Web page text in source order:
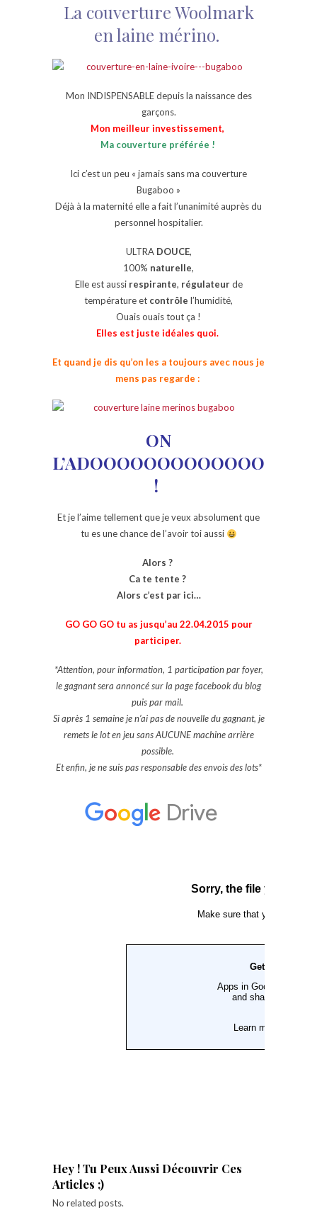
La couverture Woolmark
en laine mérino.
Mon INDISPENSABLE depuis la naissance des
garçons.
Mon meilleur investissement,
Ma couverture préférée !
Ici c’est un peu « jamais sans ma couverture
Bugaboo »
Déjà à la maternité elle a fait l’unanimité auprès du
personnel hospitalier.
ULTRA DOUCE,
100% naturelle,
Elle est aussi respirante, régulateurde
température et contrôle l’humidité,
Ouais ouais tout ça !
Elles est juste idéales quoi.
Et quand je dis qu’on les a toujours avec nous je
mens pas regarde :
ON
L’ADOOOOOOOOOOOOOORE
!
Et je l’aime tellement que je veux absolument que
tu es une chance de l’avoir toi aussi
Alors ?
Ca te tente ?
Alors c’est par ici…
GO GO GO tu as jusqu’au 22.04.2015 pour
participer.
*Attention, pour information, 1 participation par foyer,
le gagnant sera annoncé sur la page facebook du blog
puis par mail.
Si après 1 semaine je n’ai pas de nouvelle du gagnant, je
remets le lot en jeu sans AUCUNE machine arrière
possible.
Et enfin, je ne suis pas responsable des envois des lots*
Hey ! Tu Peux Aussi Découvrir Ces
Articles ;)
No related posts.